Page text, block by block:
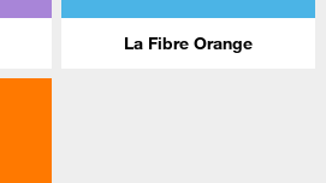
La Fibre Orange